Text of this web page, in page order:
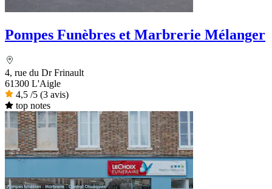
Pompes Funèbres et Marbrerie Mélanger
4, rue du Dr Frinault
61300 L'Aigle
4,5 /5 (3 avis)
top notes